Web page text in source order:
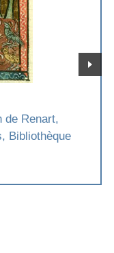
de Renart,
Bibliothèque